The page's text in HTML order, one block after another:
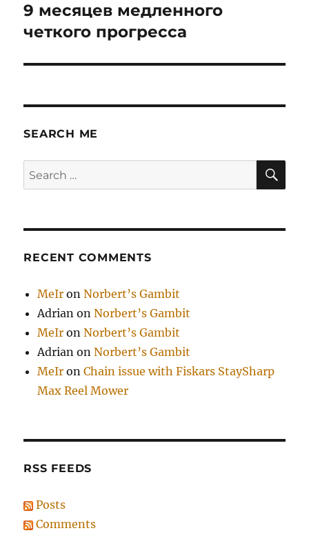
Next
post:
9 месяцев медленного
четкого прогресса
SEARCH ME
Search
for:
RECENT COMMENTS
MeIr onNorbert’s Gambit
Adrian onNorbert’s Gambit
MeIr onNorbert’s Gambit
Adrian onNorbert’s Gambit
MeIr onChain issue with Fiskars StaySharp
Max Reel Mower
RSS FEEDS
Posts
Comments